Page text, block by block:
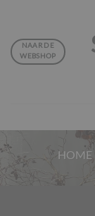
inhoudNAAR DE
WEBSHOP
HOME